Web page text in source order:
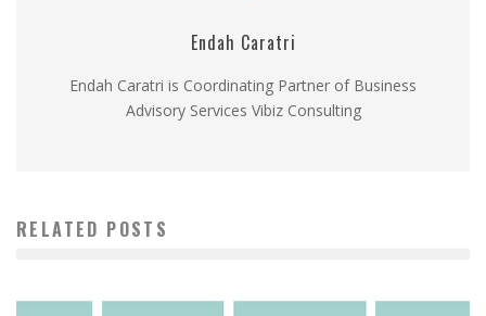
Endah Caratri
Endah Caratri is Coordinating Partner of Business
Advisory Services Vibiz Consulting
RELATED POSTS